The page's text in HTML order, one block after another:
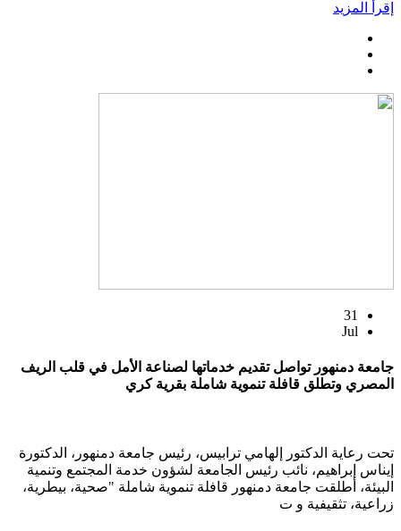
إقرأ المزيد
31
Jul
جامعة دمنهور تواصل تقديم خدماتها لصناعة الأمل في قلب الريف
المصري وتطلق قافلة تنموية شاملة بقرية كري
تحت رعاية الدكتور إلهامي ترابيس، رئيس جامعة دمنهور، الدكتورة
إيناس إبراهيم، نائب رئيس الجامعة لشؤون خدمة المجتمع وتنمية
البيئة، أطلقت جامعة دمنهور قافلة تنموية شاملة "صحية، بيطرية،
زراعية، تثقيفية و ت